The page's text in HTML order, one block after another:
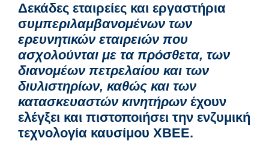
Δεκάδες εταιρείες και εργαστήρια
συμπεριλαμβανομένων των
ερευνητικών εταιρειών που
ασχολούνται με τα πρόσθετα, των
διανομέων πετρελαίου και των
διυλιστηρίων, καθώς και των
κατασκευαστών κινητήρων έχουν
ελέγξει και πιστοποιήσει την ενζυμική
τεχνολογία καυσίμου XBEE.